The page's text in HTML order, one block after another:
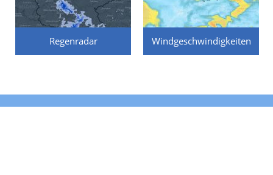
Regenradar Windgeschwindigkeiten